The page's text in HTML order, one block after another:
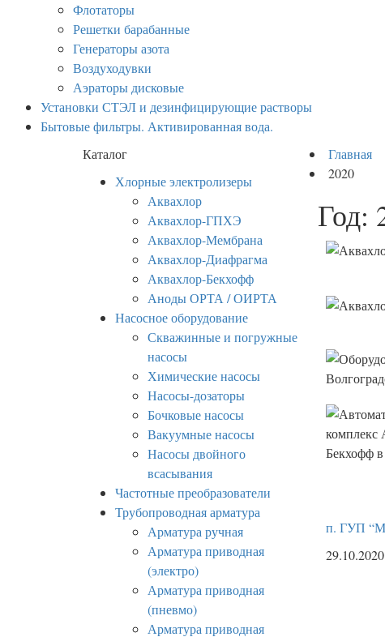
Флотаторы
Решетки барабанные
Генераторы азота
Воздуходувки
Аэраторы дисковые
Установки СТЭЛ и дезинфицирующие растворы
Бытовые фильтры. Активированная вода.
Каталог
Хлорные электролизеры
Аквахлор
Аквахлор-ГПХЭ
Аквахлор-Мембрана
Аквахлор-Диафрагма
Аквахлор-Бекхофф
Аноды ОРТА / ОИРТА
Насосное оборудование
Скважинные и погружные
насосы
Химические насосы
Насосы-дозаторы
Бочковые насосы
Вакуумные насосы
Насосы двойного
всасывания
Частотные преобразователи
Трубопроводная арматура
Арматура ручная
Арматура приводная
(электро)
Арматура приводная
(пневмо)
Арматура приводная
Главная
2020
Год:
п. ГУП
29.10.2020